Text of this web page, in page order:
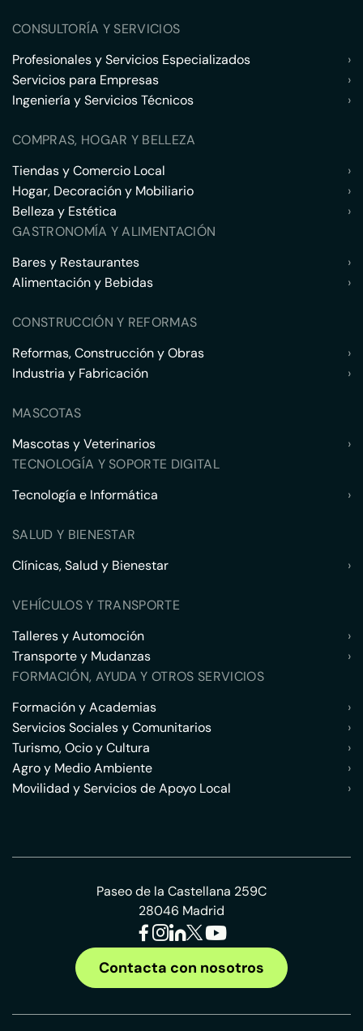
CONSULTORÍA Y SERVICIOS
Profesionales y Servicios Especializados
›
Servicios para Empresas
›
Ingeniería y Servicios Técnicos
›
COMPRAS, HOGAR Y BELLEZA
Tiendas y Comercio Local
›
Hogar, Decoración y Mobiliario
›
Belleza y Estética
›
GASTRONOMÍA Y ALIMENTACIÓN
Bares y Restaurantes
›
Alimentación y Bebidas
›
CONSTRUCCIÓN Y REFORMAS
Reformas, Construcción y Obras
›
Industria y Fabricación
›
MASCOTAS
Mascotas y Veterinarios
›
TECNOLOGÍA Y SOPORTE DIGITAL
Tecnología e Informática
›
SALUD Y BIENESTAR
Clínicas, Salud y Bienestar
›
VEHÍCULOS Y TRANSPORTE
Talleres y Automoción
›
Transporte y Mudanzas
›
FORMACIÓN, AYUDA Y OTROS SERVICIOS
Formación y Academias
›
Servicios Sociales y Comunitarios
›
Turismo, Ocio y Cultura
›
Agro y Medio Ambiente
›
Movilidad y Servicios de Apoyo Local
›
Paseo de la Castellana 259C
28046 Madrid
Contacta con nosotros